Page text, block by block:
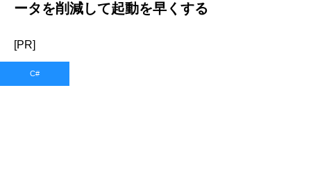
ータを削減して起動を早くする
[PR]
C#